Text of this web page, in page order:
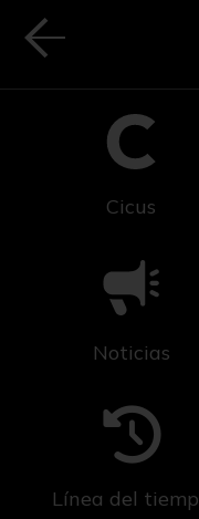
Cicus
Noticias
Línea del